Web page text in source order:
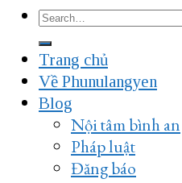
Trang chủ
Về Phunulangyen
Blog
Nội tâm bình an
Pháp luật
Đăng báo